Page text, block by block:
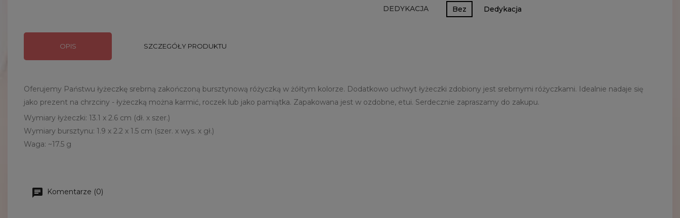
DEDYKACJA Bez Dedykacja
OPIS SZCZEGÓŁY PRODUKTU
Oferujemy Państwu łyżeczkę srebrną zakończoną bursztynową różyczką w żółtym kolorze. Dodatkowo uchwyt łyżeczki zdobiony jest srebrnymi różyczkami. Idealnie nadaje się
jako prezent na chrzciny - łyżeczką można karmić, roczek lub jako pamiątka. Zapakowana jest w ozdobne, etui. Serdecznie zapraszamy do zakupu.
Wymiary łyżeczki: 13.1 x 2.6 cm (dł. x szer.)
Wymiary bursztynu: 1.9 x 2.2 x 1.5 cm (szer. x wys. x gł.)
Waga: ~17.5 g
Komentarze (0)